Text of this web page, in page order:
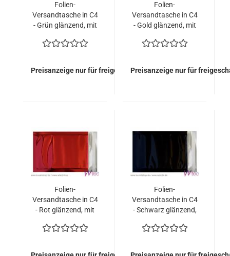
Folien-
Versandtasche in C4
- Grün glänzend, mit
Kuverts = 78,50
Preisanzeige nur für freigeschaltete Kunden
Folien-
Versandtasche in C4
- Gold glänzend, mit
Kuverts = 78,50
Preisanzeige nur für
Folien-
Versandtasche in C4
- Rot glänzend, mit
Kuverts = 78,50
Folien-
Versandtasche in C4
- Schwarz glänzend,
Kuverts = 78,50